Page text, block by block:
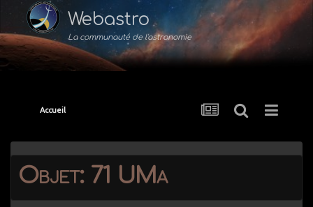
Webastro
La communauté de l'astronomie
Accueil
Objet: 71 UMa